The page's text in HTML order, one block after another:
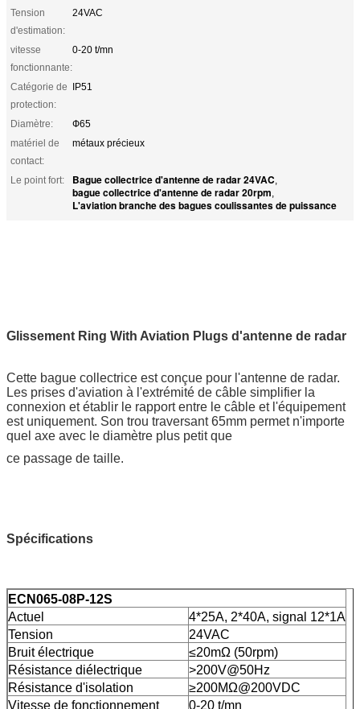
Tension
d'estimation:
24VAC
vitesse
fonctionnante:
0-20 t/mn
Catégorie de
protection:
IP51
Diamètre:
Ф65
matériel de
contact:
métaux précieux
Le point fort: Bague collectrice d'antenne de radar 24VAC,
bague collectrice d'antenne de radar 20rpm,
L'aviation branche des bagues coulissantes de puissance
Glissement Ring With Aviation Plugs d'antenne de radar
Cette bague collectrice est conçue pour l'antenne de radar.
Les prises d'aviation à l'extrémité de câble simplifier la
connexion et établir le rapport entre le câble et l'équipement
est uniquement. Son trou traversant 65mm permet n'importe
quel axe avec le diamètre plus petit que
ce passage de taille.
Spécifications
ECN065-08P-12S
Actuel
4*25A, 2*40A, signal 12*1A
Tension
24VAC
Bruit électrique
≤20mΩ (50rpm)
Résistance diélectrique
>200V@50Hz
Résistance d'isolation
≥200MΩ@200VDC
Vitesse de fonctionnement
0-20 t/mn